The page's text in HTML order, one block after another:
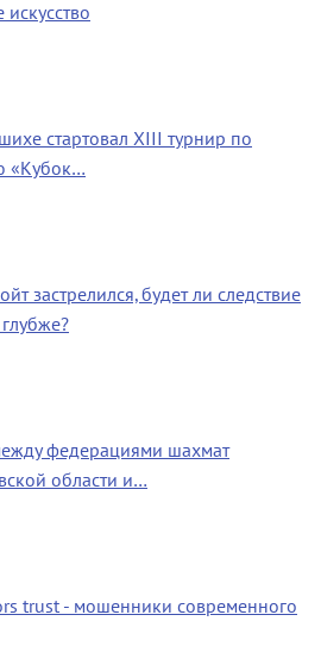
искусство
стартовал XIII турнир по
«Кубок…
застрелился, будет ли следствие
федерациями шахмат
области и…
trust - мошенники современного